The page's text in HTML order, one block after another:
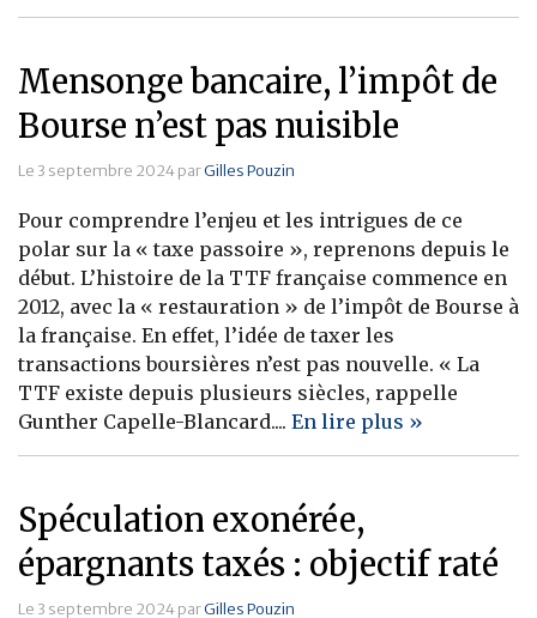
Mensonge bancaire, l’impôt de
Bourse n’est pas nuisible
Le 3 septembre 2024 parGilles Pouzin
Pour comprendre l’enjeu et les intrigues de ce
polar sur la « taxe passoire », reprenons depuis le
début. L’histoire de la TTF française commence en
2012, avec la « restauration » de l’impôt de Bourse à
la française. En effet, l’idée de taxer les
transactions boursières n’est pas nouvelle. « La
TTF existe depuis plusieurs siècles, rappelle
Gunther Capelle-Blancard.... En lire plus »
Spéculation exonérée,
épargnants taxés : objectif raté
Le 3 septembre 2024 parGilles Pouzin